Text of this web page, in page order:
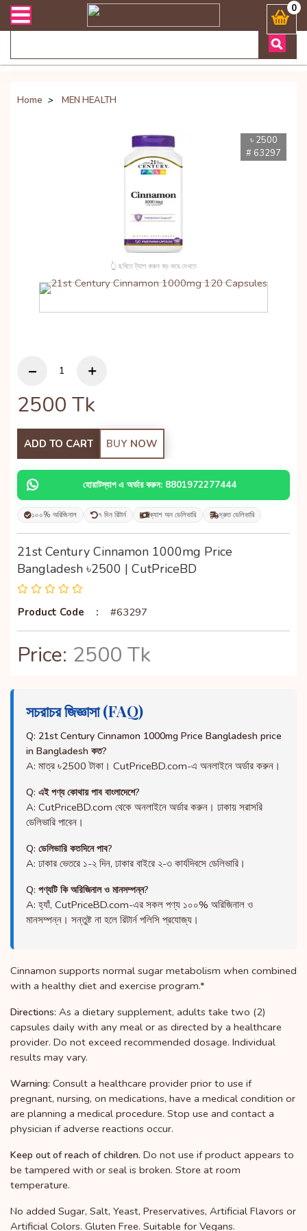
যেকোনো জিজ্ঞাসায় কল করুনঃ ( Whatsapp ) 8801972277444 0
Home > MEN HEALTH
৳ 2500
# 63297
👆 ছবিতে ট্যাপ করুন বড় করে দেখতে
2500 Tk
ADD TO CART BUY NOW
হোয়াটস্যাপ এ অর্ডার করুন: 8801972277444
১০০% অরিজিনাল ৭ দিন রিটার্ন ক্যাশ অন ডেলিভারি দ্রুত ডেলিভারি
21st Century Cinnamon 1000mg Price
Bangladesh ৳2500 | CutPriceBD
Product Code : #63297
Price: 2500 Tk
সচরাচর জিজ্ঞাসা (FAQ)
Q: 21st Century Cinnamon 1000mg Price Bangladesh price
in Bangladesh কত?
A: মাত্র ৳2500 টাকা। CutPriceBD.com-এ অনলাইনে অর্ডার করুন।
Q: এই পণ্য কোথায় পাব বাংলাদেশে?
A: CutPriceBD.com থেকে অনলাইনে অর্ডার করুন। ঢাকায় সরাসরি
ডেলিভারি পাবেন।
Q: ডেলিভারি কতদিনে পাব?
A: ঢাকার ভেতরে ১-২ দিন, ঢাকার বাইরে ২-৩ কার্যদিবসে ডেলিভারি।
Q: পণ্যটি কি অরিজিনাল ও মানসম্পন্ন?
A: হ্যাঁ, CutPriceBD.com-এর সকল পণ্য ১০০% অরিজিনাল ও
মানসম্পন্ন। সন্তুষ্ট না হলে রিটার্ন পলিসি প্রযোজ্য।
Cinnamon supports normal sugar metabolism when combined
with a healthy diet and exercise program.*
Directions: As a dietary supplement, adults take two (2)
capsules daily with any meal or as directed by a healthcare
provider. Do not exceed recommended dosage. Individual
results may vary.
Warning: Consult a healthcare provider prior to use if
pregnant, nursing, on medications, have a medical condition or
are planning a medical procedure. Stop use and contact a
physician if adverse reactions occur.
Keep out of reach of children. Do not use if product appears to
be tampered with or seal is broken. Store at room
temperature.
No added Sugar, Salt, Yeast, Preservatives, Artificial Flavors or
Artificial Colors. Gluten Free. Suitable for Vegans.